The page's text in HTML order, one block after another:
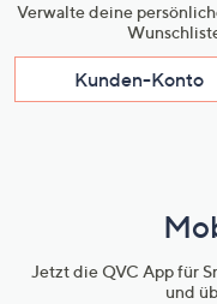
Verwalte deine
Kunden-Konto
Jetzt die QVC App für
und